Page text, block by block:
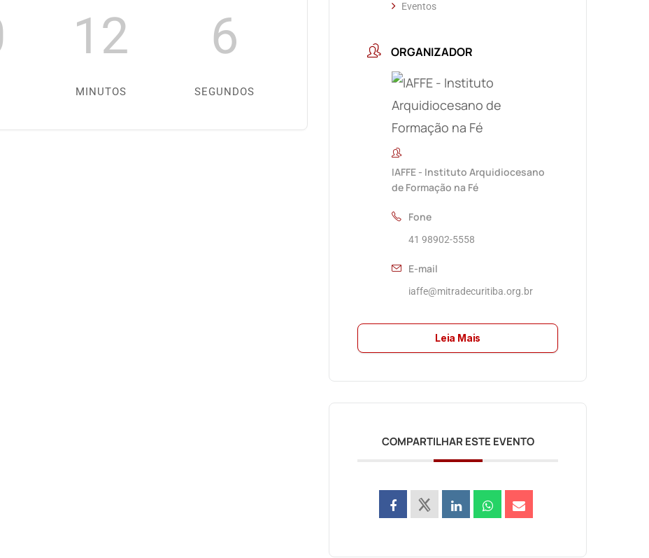
12
MINUTOS
6
SEGUNDOS
Eventos
ORGANIZADOR
IAFFE - Instituto Arquidiocesano
de Formação na Fé
Fone
41 98902-5558
E-mail
iaffe@mitradecuritiba.org.br
Leia Mais
COMPARTILHAR ESTE EVENTO